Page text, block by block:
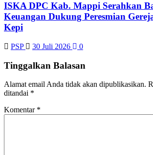
ISKA DPC Kab. Mappi Serahkan
Keuangan Dukung Peresmian
Kepi
PSP 30 Juli 2026 0
Tinggalkan Balasan
Alamat email Anda tidak akan dipublikasikan.
ditandai *
Komentar *